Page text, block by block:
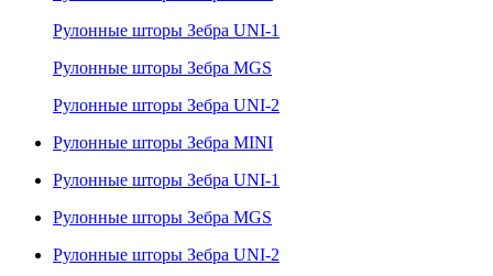
Рулонные шторы Зебра UNI-1
Рулонные шторы Зебра MGS
Рулонные шторы Зебра UNI-2
Рулонные шторы Зебра MINI
Рулонные шторы Зебра UNI-1
Рулонные шторы Зебра MGS
Рулонные шторы Зебра UNI-2